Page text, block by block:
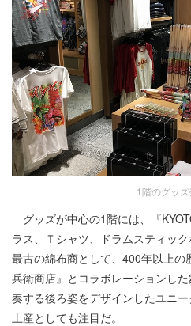
1階のグッ
グッズが中心の1階には、『
ラス、Ｔシャツ、ドラムスティッ
最古の綿布商として、400年以上
兵衛商店』とコラボレーションし
奏する後ろ姿をデザインしたユニ
土産としても注目だ。